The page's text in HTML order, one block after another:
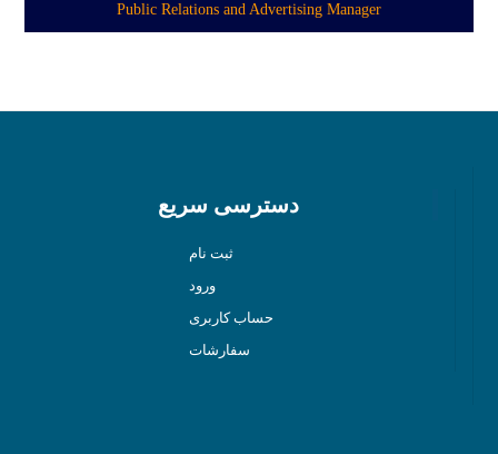
Public Relations and Advertising Manager
دسترسی سریع
ثبت نام
ورود
حساب کاربری
سفارشات